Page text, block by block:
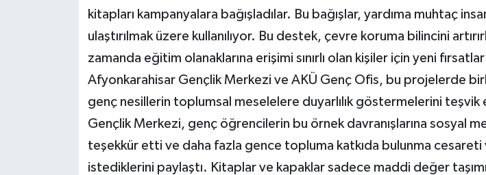
kitapları kampanyalara bağışladılar. Bu bağışlar, yardıma muhtaç
ulaştırılmak üzere kullanılıyor. Bu destek, çevre koruma bilincini
zamanda eğitim olanaklarına erişimi sınırlı olan kişiler için yeni fırsatlar
Afyonkarahisar Gençlik Merkezi ve AKÜ Genç Ofis, bu projelerde
genç nesillerin toplumsal meselelere duyarlılık göstermelerini teşvik
Gençlik Merkezi, genç öğrencilerin bu örnek davranışlarına sosyal
teşekkür etti ve daha fazla gence topluma katkıda bulunma cesareti
istediklerini paylaştı. Kitaplar ve kapaklar sadece maddi değer